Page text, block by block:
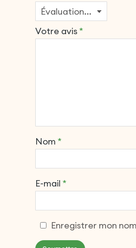
Votre avis*
Nom *
E-mail *
Enregistrer mon